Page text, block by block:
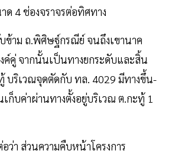
ด 4 ช่องจราจรต่อทิศทาง
ข้าม ถ.พิศิษฐ์กรณีย์ จนถึงเขานาค
ค์คู่ จากนั้นเป็นทางยกระดับและสิ้น
บริเวณจุดตัดกับ ทล. 4029 มีทางขึ้น-
ก็บค่าผ่านทางตั้งอยู่บริเวณ ต.กะทู้ 1
ว่า ส่วนความคืบหน้าโครงการ